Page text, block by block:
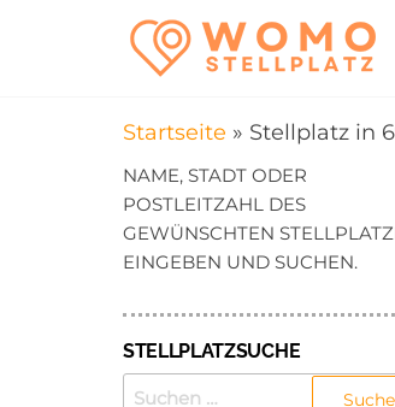
Startseite » Stellplatz in
NAME, STADT ODER
POSTLEITZAHL DES
GEWÜNSCHTEN
EINGEBEN UND SUCHEN.
STELLPLATZSUCHE
SUCHEN